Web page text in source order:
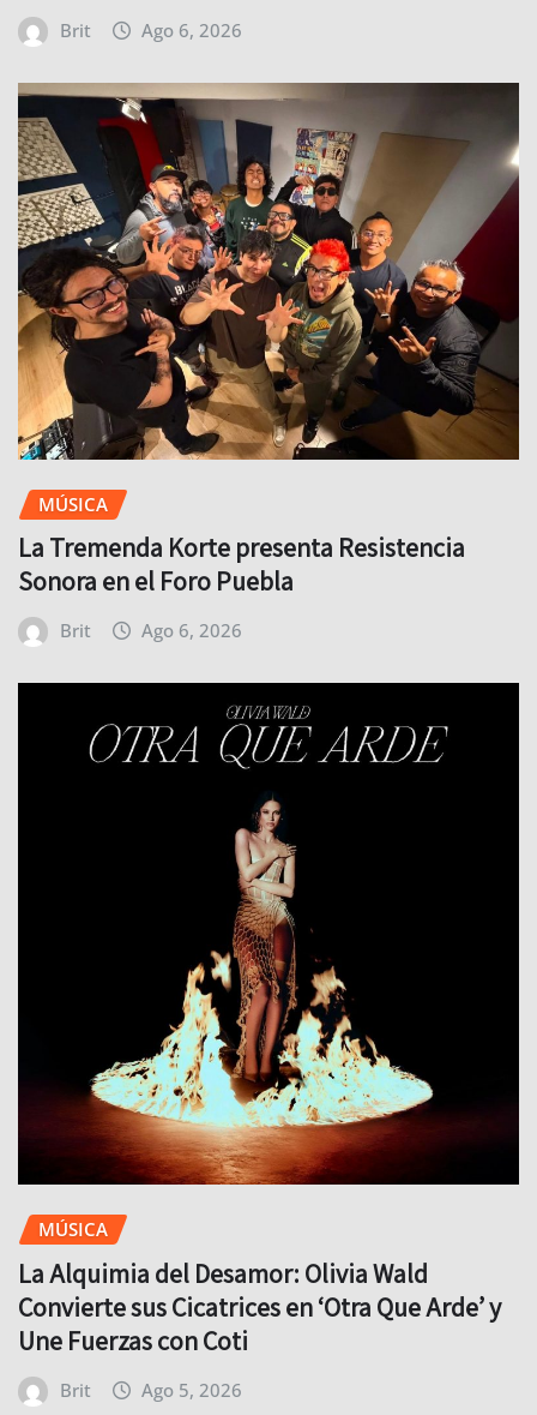
Brit Ago 6, 2026
MÚSICA
La Tremenda Korte presenta Resistencia
Sonora en el Foro Puebla
Brit Ago 6, 2026
MÚSICA
La Alquimia del Desamor: Olivia Wald
Convierte sus Cicatrices en ‘Otra Que Arde’ y
Une Fuerzas con Coti
Brit Ago 5, 2026